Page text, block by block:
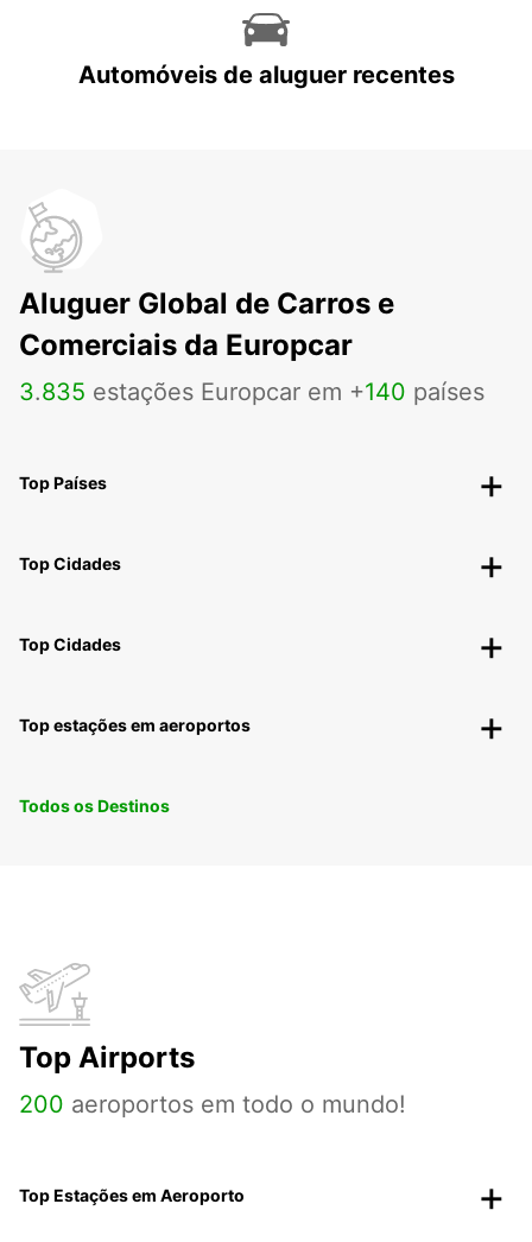
Automóveis de aluguer recentes
Aluguer Global de Carros e
Comerciais da Europcar
3.835 estações Europcar em +140 países
Top Países
Top Cidades
Top Cidades
Top estações em aeroportos
Todos os Destinos
Top Airports
200 aeroportos em todo o mundo!
Top Estações em Aeroporto